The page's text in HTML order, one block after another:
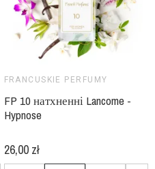
FRANCUSKIE PERFUMY
FP 10 натхненні Lancome -
Hypnose
26,00 zł